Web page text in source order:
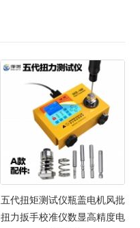
五代扭矩测试仪瓶盖电机风批
扭力扳手校准仪数显高精度电